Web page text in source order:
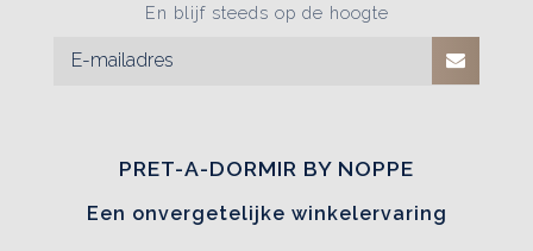
En blijf steeds op de hoogte
PRET-A-DORMIR BY NOPPE
Een onvergetelijke winkelervaring